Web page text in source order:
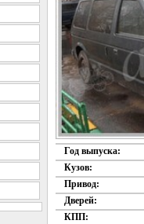
Год выпуска:
Кузов:
Привод:
Дверей:
КПП: